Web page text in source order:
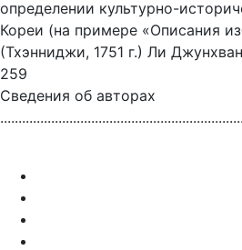
определении культурно-
Кореи (на примере «Описания
(Тхэнниджи, 1751 г.) Ли
259
Сведения об авторах